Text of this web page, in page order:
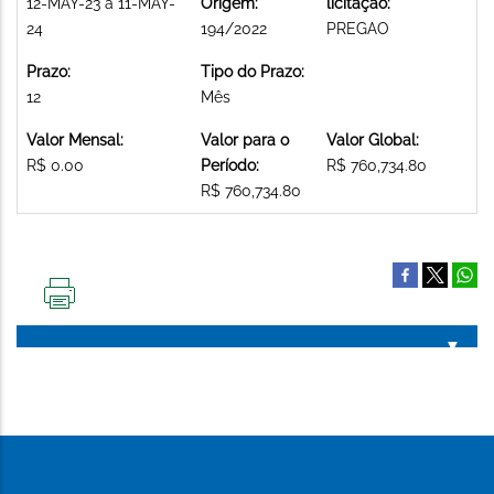
24
194/2022
PREGAO
Prazo:
12
Tipo do Prazo:
Mês
Valor Mensal:
R$ 0.00
Valor para o
Período:
R$ 760,734.80
Valor Global:
R$ 760,734.80
PÁGINA